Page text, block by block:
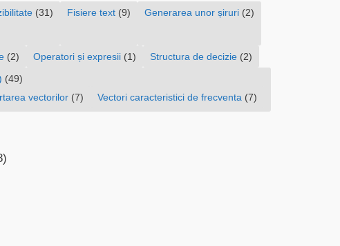
(31) Fisiere text (9) Generarea unor șiruri (2)
(2) Operatori și expresii (1) Structura de decizie (2)
(49)
vectorilor (7) Vectori caracteristici de frecventa (7)